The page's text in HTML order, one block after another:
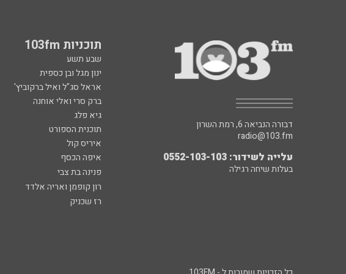
תוכניות 103fm
שבע תשע
ינון מגל ובן כספית
אראל סג"ל ואיל ברקוביץ'
ברק סרי ואלי אוחנה
גיא פלג
תוכנית הספורט
איריס קול
איפה הכסף
פנינה בת צבי
רון קופמן ואריה אלדד
רז שכניק
דבורה הנביאה 6, רמת השרון
radio@103.fm
עלייה לשידור: 0552-103-103
בעלות שיחה רגילה